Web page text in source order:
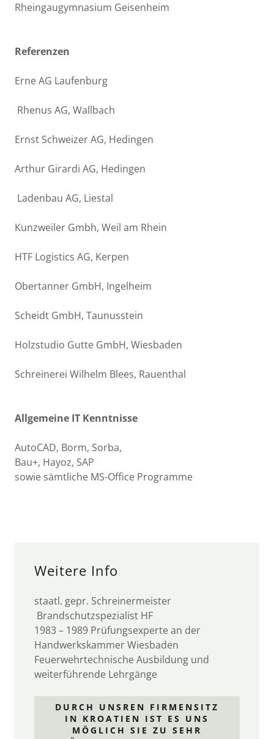
Rheingaugymnasium Geisenheim
Referenzen
Erne AG Laufenburg
Rhenus AG, Wallbach
Ernst Schweizer AG, Hedingen
Arthur Girardi AG, Hedingen
Ladenbau AG, Liestal
Kunzweiler Gmbh, Weil am Rhein
HTF Logistics AG, Kerpen
Obertanner GmbH, Ingelheim
Scheidt GmbH, Taunusstein
Holzstudio Gutte GmbH, Wiesbaden
Schreinerei Wilhelm Blees, Rauenthal
Allgemeine IT Kenntnisse
AutoCAD, Borm, Sorba,
Bau+, Hayoz, SAP
sowie sämtliche MS-Office Programme
Weitere Info
staatl. gepr. Schreinermeister
Brandschutzspezialist HF
1983 – 1989 Prüfungsexperte an der
Handwerkskammer Wiesbaden
Feuerwehrtechnische Ausbildung und
weiterführende Lehrgänge
DURCH UNSREN FIRMENSITZ
IN KROATIEN IST ES UNS
MÖGLICH SIE ZU SEHR